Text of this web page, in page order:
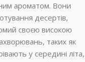
ароматом. Вони
десертів,
своєю високою
таких як
у середині літа,